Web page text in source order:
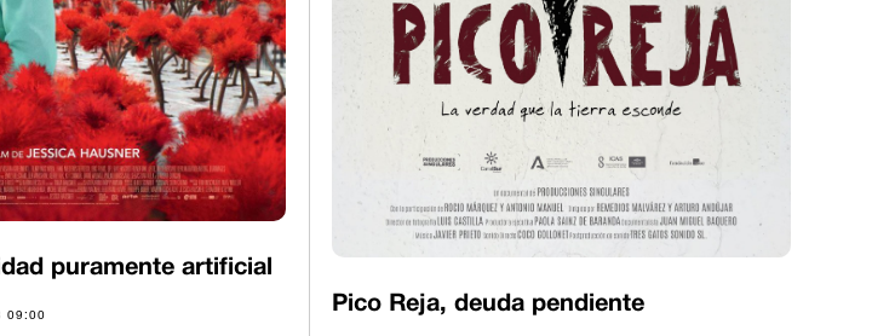
puramente artificial
09:00 Pico Reja, deuda pendiente